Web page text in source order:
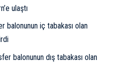
ulaştı
balonunun iç tabakası olan
balonunun dış tabakası olan